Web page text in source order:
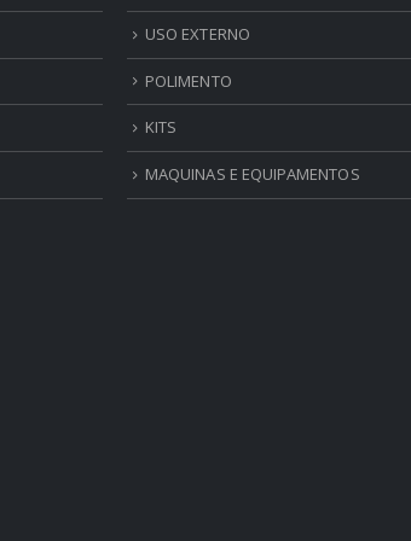
USO EXTERNO
POLIMENTO
KITS
MAQUINAS E EQUIPAMENTOS